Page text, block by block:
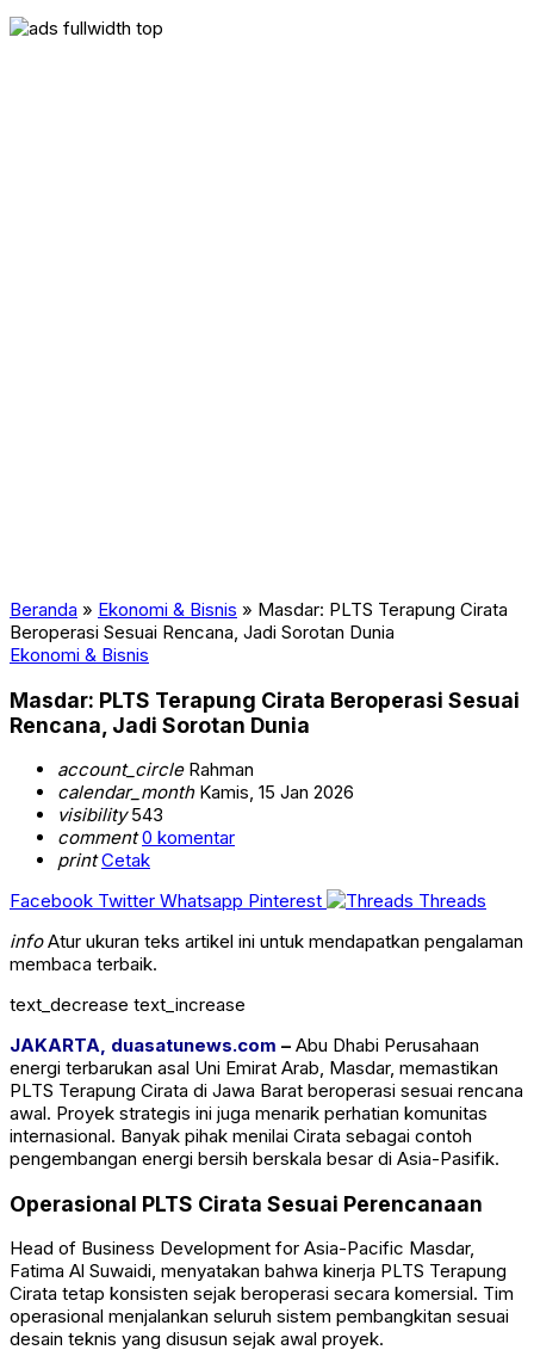
Beranda » Ekonomi & Bisnis » Masdar: PLTS Terapung Cirata
Beroperasi Sesuai Rencana, Jadi Sorotan Dunia
Ekonomi & Bisnis
Masdar: PLTS Terapung Cirata Beroperasi Sesuai
Rencana, Jadi Sorotan Dunia
account_circleRahman
calendar_monthKamis, 15 Jan 2026
visibility543
comment 0 komentar
print Cetak
Facebook Twitter Whatsapp Pinterest
Threads
infoAtur ukuran teks artikel ini untuk mendapatkan pengalaman
membaca terbaik.
text_decrease text_increase
JAKARTA, duasatunews.com – Abu Dhabi Perusahaan
energi terbarukan asal Uni Emirat Arab, Masdar, memastikan
PLTS Terapung Cirata di Jawa Barat beroperasi sesuai rencana
awal. Proyek strategis ini juga menarik perhatian komunitas
internasional. Banyak pihak menilai Cirata sebagai contoh
pengembangan energi bersih berskala besar di Asia-Pasifik.
Operasional PLTS Cirata Sesuai Perencanaan
Head of Business Development for Asia-Pacific Masdar,
Fatima Al Suwaidi, menyatakan bahwa kinerja PLTS Terapung
Cirata tetap konsisten sejak beroperasi secara komersial. Tim
operasional menjalankan seluruh sistem pembangkitan sesuai
desain teknis yang disusun sejak awal proyek.